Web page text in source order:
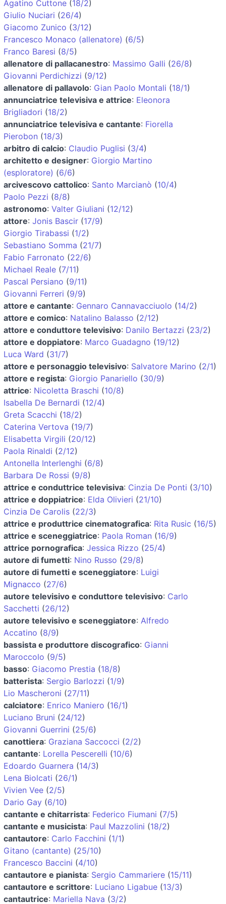
Agatino Cuttone (18/2)
Giulio Nuciari (26/4)
Giacomo Zunico (3/12)
Francesco Monaco (allenatore) (6/5)
Franco Baresi (8/5)
allenatore di pallacanestro: Massimo Galli (26/8)
Giovanni Perdichizzi (9/12)
allenatore di pallavolo: Gian Paolo Montali (18/1)
annunciatrice televisiva e attrice: Eleonora
Brigliadori (18/2)
annunciatrice televisiva e cantante: Fiorella
Pierobon (18/3)
arbitro di calcio: Claudio Puglisi (3/4)
architetto e designer: Giorgio Martino
(esploratore) (6/6)
arcivescovo cattolico: Santo Marcianò (10/4)
Paolo Pezzi (8/8)
astronomo: Valter Giuliani (12/12)
attore: Jonis Bascir (17/9)
Giorgio Tirabassi (1/2)
Sebastiano Somma (21/7)
Fabio Farronato (22/6)
Michael Reale (7/11)
Pascal Persiano (9/11)
Giovanni Ferreri (9/9)
attore e cantante: Gennaro Cannavacciuolo (14/2)
attore e comico: Natalino Balasso (2/12)
attore e conduttore televisivo: Danilo Bertazzi (23/2)
attore e doppiatore: Marco Guadagno (19/12)
Luca Ward (31/7)
attore e personaggio televisivo: Salvatore Marino (2/1)
attore e regista: Giorgio Panariello (30/9)
attrice: Nicoletta Braschi (10/8)
Isabella De Bernardi (12/4)
Greta Scacchi (18/2)
Caterina Vertova (19/7)
Elisabetta Virgili (20/12)
Paola Rinaldi (2/12)
Antonella Interlenghi (6/8)
Barbara De Rossi (9/8)
attrice e conduttrice televisiva: Cinzia De Ponti (3/10)
attrice e doppiatrice: Elda Olivieri (21/10)
Cinzia De Carolis (22/3)
attrice e produttrice cinematografica: Rita Rusic (16/5)
attrice e sceneggiatrice: Paola Roman (16/9)
attrice pornografica: Jessica Rizzo (25/4)
autore di fumetti: Nino Russo (29/8)
autore di fumetti e sceneggiatore: Luigi
Mignacco (27/6)
autore televisivo e conduttore televisivo: Carlo
Sacchetti (26/12)
autore televisivo e sceneggiatore: Alfredo
Accatino (8/9)
bassista e produttore discografico: Gianni
Maroccolo (9/5)
basso: Giacomo Prestia (18/8)
batterista: Sergio Barlozzi (1/9)
Lio Mascheroni (27/11)
calciatore: Enrico Maniero (16/1)
Luciano Bruni (24/12)
Giovanni Guerrini (25/6)
canottiera: Graziana Saccocci (2/2)
cantante: Lorella Pescerelli (10/6)
Edoardo Guarnera (14/3)
Lena Biolcati (26/1)
Vivien Vee (2/5)
Dario Gay (6/10)
cantante e chitarrista: Federico Fiumani (7/5)
cantante e musicista: Paul Mazzolini (18/2)
cantautore: Carlo Facchini (1/1)
Gitano (cantante) (25/10)
Francesco Baccini (4/10)
cantautore e pianista: Sergio Cammariere (15/11)
cantautore e scrittore: Luciano Ligabue (13/3)
cantautrice: Mariella Nava (3/2)